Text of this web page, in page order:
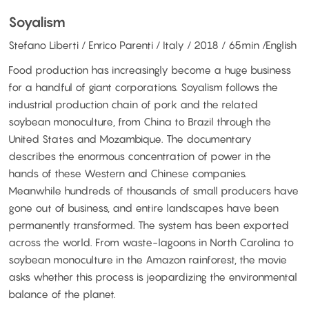
Soyalism
Stefano Liberti / Enrico Parenti / Italy / 2018 / 65min /English
Food production has increasingly become a huge business
for a handful of giant corporations. Soyalism follows the
industrial production chain of pork and the related
soybean monoculture, from China to Brazil through the
United States and Mozambique. The documentary
describes the enormous concentration of power in the
hands of these Western and Chinese companies.
Meanwhile hundreds of thousands of small producers have
gone out of business, and entire landscapes have been
permanently transformed. The system has been exported
across the world. From waste-lagoons in North Carolina to
soybean monoculture in the Amazon rainforest, the movie
asks whether this process is jeopardizing the environmental
balance of the planet.